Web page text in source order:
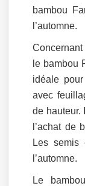
bambou
l’automne.
le bambou
idéale
avec
de hauteur.
l’achat de
Les semis
l’automne.
Le